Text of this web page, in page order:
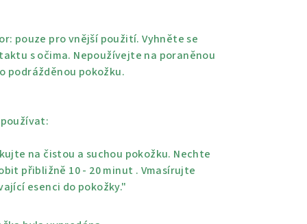
pouze pro vnější použití. Vyhněte se
s očima. Nepoužívejte na poraněnou
podrážděnou pokožku.
na čistou a suchou pokožku. Nechte
přibližně 10 - 20 minut . Vmasírujte
esenci do pokožky."